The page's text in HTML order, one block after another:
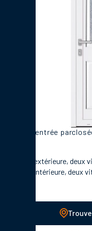
Porte d'entrée
En face extérieure, deux
En face intérieure, deux